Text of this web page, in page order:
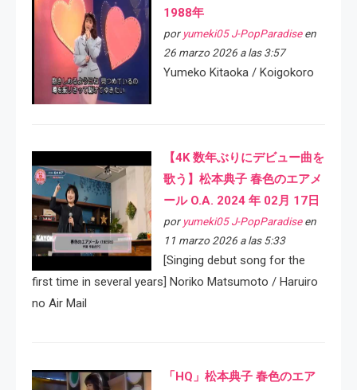
1988年
por yumeki05 J-PopParadiseen
26 marzo 2026 a las 3:57
Yumeko Kitaoka / Koigokoro
【4K 数年ぶりにデビュー曲を
歌う】松本典子 春色のエアメ
ール O.A. 2024 年 02月 17日
por yumeki05 J-PopParadiseen
11 marzo 2026 a las 5:33
[Singing debut song for the
first time in several years] Noriko Matsumoto / Haruiro
no Air Mail
「HQ」松本典子 春色のエア